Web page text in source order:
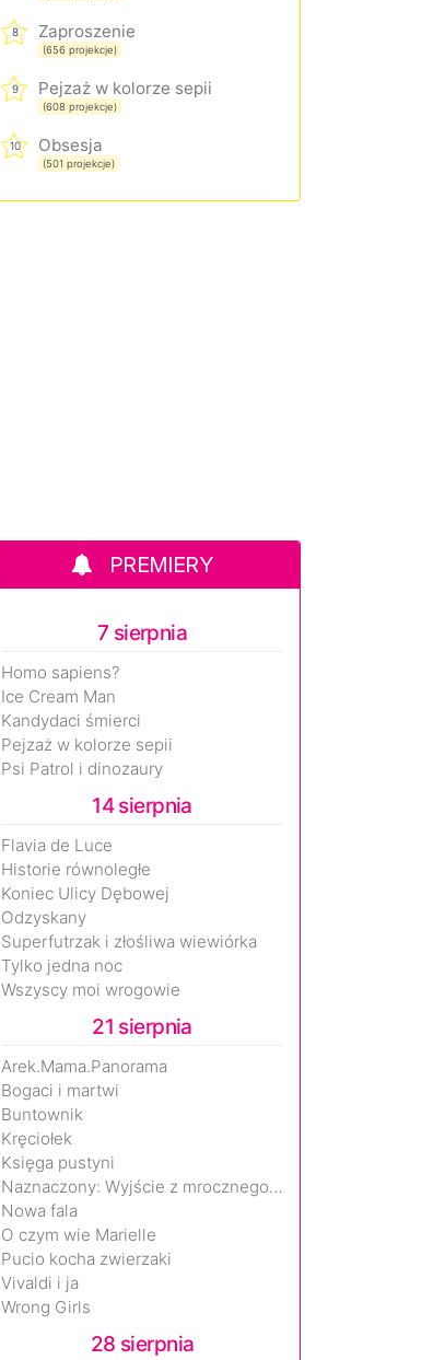
8 Zaproszenie
(656 projekcje)
9 Pejzaż w kolorze sepii
(608 projekcje)
10 Obsesja
(501 projekcje)
PREMIERY
7 sierpnia
Homo sapiens?
Ice Cream Man
Kandydaci śmierci
Pejzaż w kolorze sepii
Psi Patrol i dinozaury
14 sierpnia
Flavia de Luce
Historie równoległe
Koniec Ulicy Dębowej
Odzyskany
Superfutrzak i złośliwa wiewiórka
Tylko jedna noc
Wszyscy moi wrogowie
21 sierpnia
Arek.Mama.Panorama
Bogaci i martwi
Buntownik
Kręciołek
Księga pustyni
Naznaczony: Wyjście z mrocznego wymiaru
Nowa fala
O czym wie Marielle
Pucio kocha zwierzaki
Vivaldi i ja
Wrong Girls
28 sierpnia